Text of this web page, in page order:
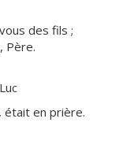
des fils ;
Père.
était en prière.